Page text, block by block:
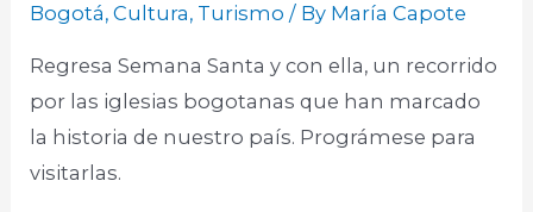
Bogotá,Cultura, Turismo / By María Capote
Regresa Semana Santa y con ella, un recorrido
por las iglesias bogotanas que han marcado
la historia de nuestro país. Prográmese para
visitarlas.